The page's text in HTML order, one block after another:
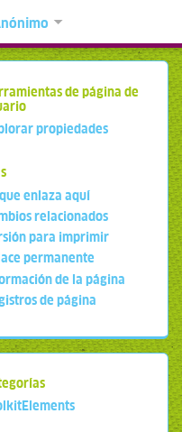
de página de
propiedades
enlaza aquí
relacionados
para imprimir
permanente
de la página
de página